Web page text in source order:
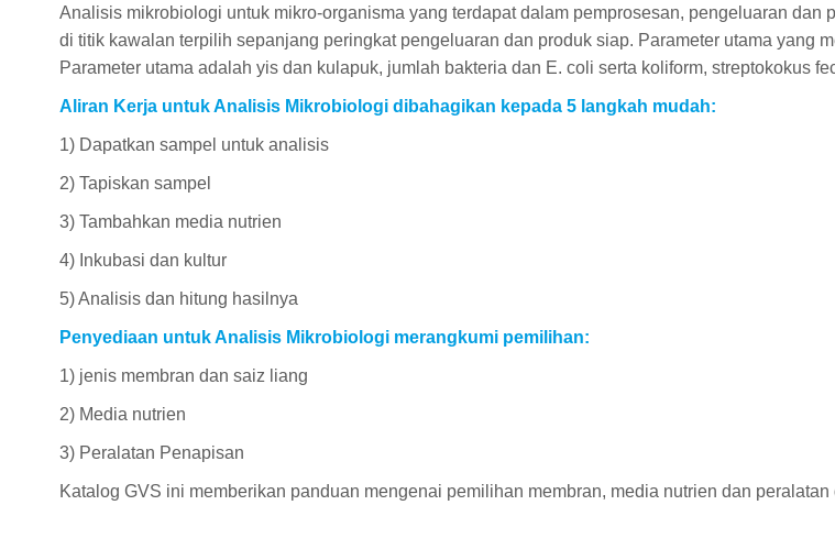
Analisis mikrobiologi untuk mikro-organisma yang terdapat dalam pemprosesan, pengeluaran
di titik kawalan terpilih sepanjang peringkat pengeluaran dan produk siap. Parameter utama yang
Parameter utama adalah yis dan kulapuk, jumlah bakteria dan E. coli serta koliform, streptokokus
Aliran Kerja untuk Analisis Mikrobiologi dibahagikan kepada 5 langkah mudah:
1) Dapatkan sampel untuk analisis
2) Tapiskan sampel
3) Tambahkan media nutrien
4) Inkubasi dan kultur
5) Analisis dan hitung hasilnya
Penyediaan untuk Analisis Mikrobiologi merangkumi pemilihan:
1) jenis membran dan saiz liang
2) Media nutrien
3) Peralatan Penapisan
Katalog GVS ini memberikan panduan mengenai pemilihan membran, media nutrien dan